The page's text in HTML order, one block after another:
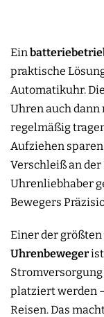
Ein
praktische
Automatikuhr.
Uhren auch
regelmäßig
Aufziehen
Verschleiß an
Uhrenliebhaber
Bewegers
Einer der
Uhrenbeweger
platziert werden
Reisen. Das